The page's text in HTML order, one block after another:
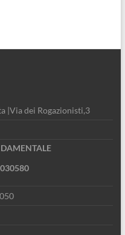
|Via dei Rogazionisti,3